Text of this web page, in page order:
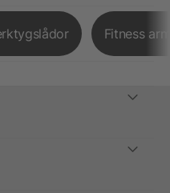
Fitness